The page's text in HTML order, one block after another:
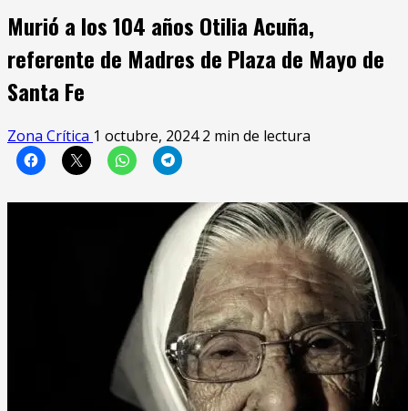
Murió a los 104 años Otilia Acuña,
referente de Madres de Plaza de Mayo de
Santa Fe
Zona Crítica 1 octubre, 20242 min de lectura